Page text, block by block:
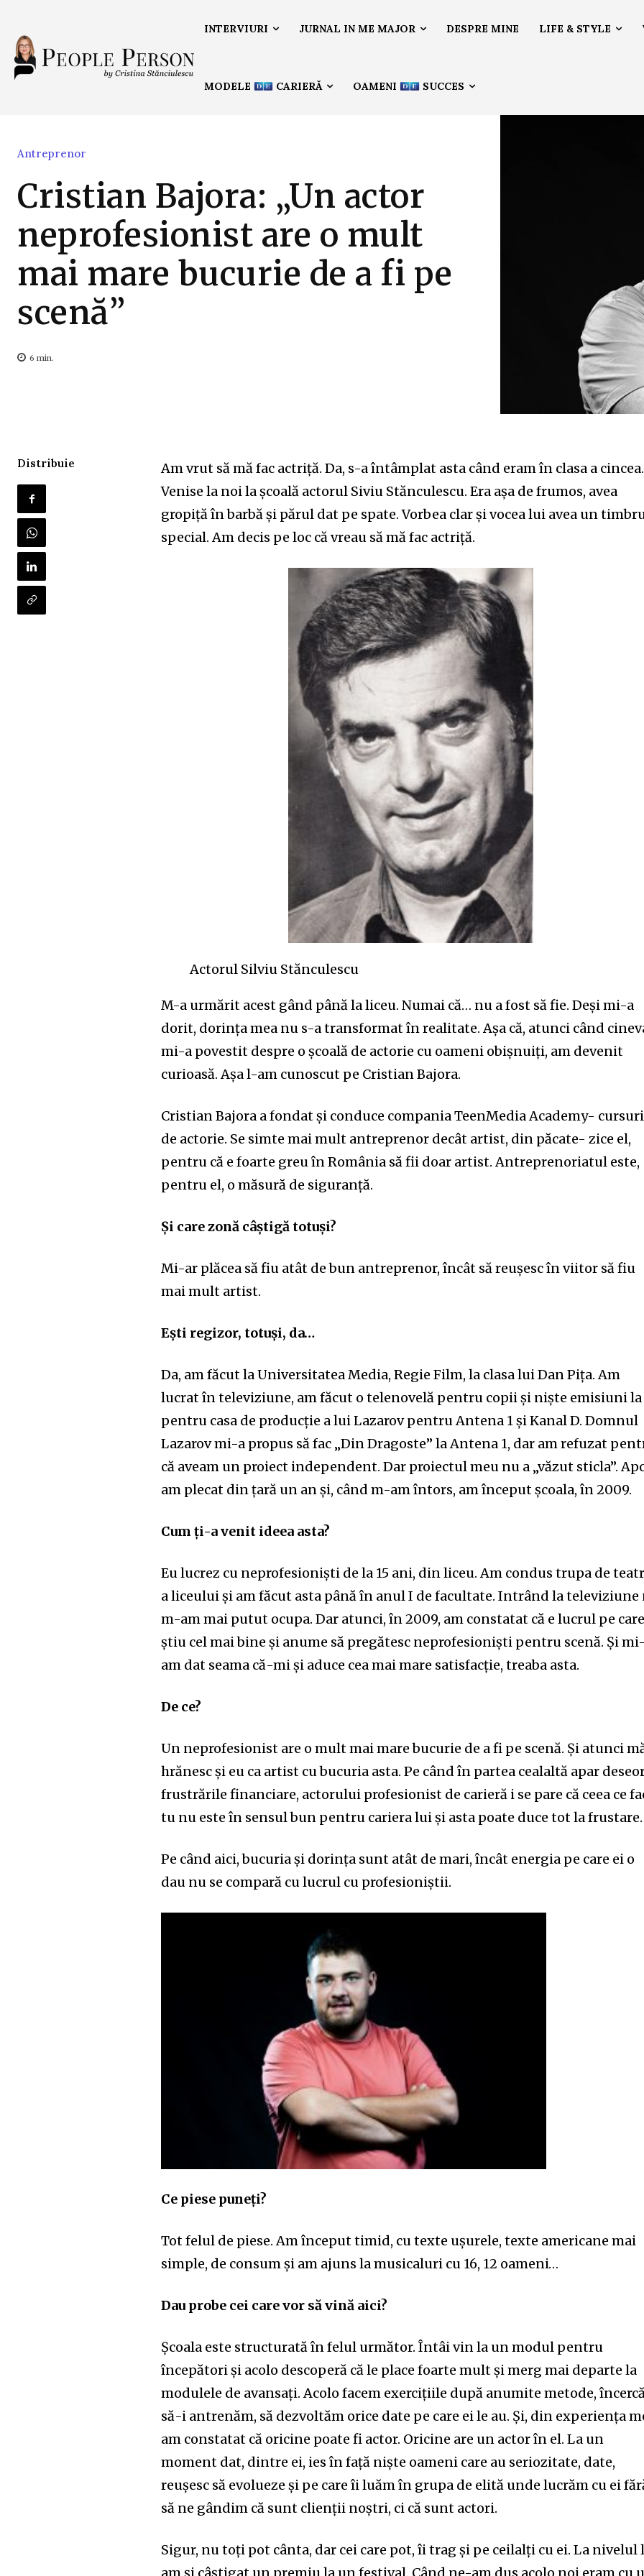
INTERVIURI JURNAL IN ME MAJOR DESPRE MINE LIFE & STYLE
MODELE CARIERĂ OAMENI SUCCES
Antreprenor
Cristian Bajora: „Un actor
neprofesionist are o mult
mai mare bucurie de a fi pe
scenă”
6 min.
Distribuie
Am vrut să mă fac actriță. Da, s-a întâmplat asta când eram în clasa a cincea.
Venise la noi la școală actorul Siviu Stănculescu. Era așa de frumos, avea
gropiță în barbă și părul dat pe spate. Vorbea clar și vocea lui avea un
special. Am decis pe loc că vreau să mă fac actriță.
Actorul Silviu Stănculescu
M-a urmărit acest gând până la liceu. Numai că… nu a fost să fie. Deși mi-a
dorit, dorința mea nu s-a transformat în realitate. Așa că, atunci când
mi-a povestit despre o școală de actorie cu oameni obișnuiți, am devenit
curioasă. Așa l-am cunoscut pe Cristian Bajora.
Cristian Bajora a fondat și conduce compania TeenMedia Academy- cursuri
de actorie. Se simte mai mult antreprenor decât artist, din păcate- zice el,
pentru că e foarte greu în România să fii doar artist. Antreprenoriatul este,
pentru el, o măsură de siguranță.
Și care zonă câștigă totuși?
Mi-ar plăcea să fiu atât de bun antreprenor, încât să reușesc în viitor să fiu
mai mult artist.
Ești regizor, totuși, da…
Da, am făcut la Universitatea Media, Regie Film, la clasa lui Dan Pița. Am
lucrat în televiziune, am făcut o telenovelă pentru copii și niște emisiuni
pentru casa de producție a lui Lazarov pentru Antena 1 și Kanal D. Domnul
Lazarov mi-a propus să fac „Din Dragoste” la Antena 1, dar am refuzat
că aveam un proiect independent. Dar proiectul meu nu a „văzut sticla”.
am plecat din țară un an și, când m-am întors, am început școala, în 2009.
Cum ți-a venit ideea asta?
Eu lucrez cu neprofesioniști de la 15 ani, din liceu. Am condus trupa de
a liceului și am făcut asta până în anul I de facultate. Intrând la televiziune
m-am mai putut ocupa. Dar atunci, în 2009, am constatat că e lucrul pe
știu cel mai bine și anume să pregătesc neprofesioniști pentru scenă. Și
am dat seama că-mi și aduce cea mai mare satisfacție, treaba asta.
De ce?
Un neprofesionist are o mult mai mare bucurie de a fi pe scenă. Și atunci
hrănesc și eu ca artist cu bucuria asta. Pe când în partea cealaltă apar
frustrările financiare, actorului profesionist de carieră i se pare că ceea ce
tu nu este în sensul bun pentru cariera lui și asta poate duce tot la frustare.
Pe când aici, bucuria și dorința sunt atât de mari, încât energia pe care ei o
dau nu se compară cu lucrul cu profesioniștii.
Ce piese puneți?
Tot felul de piese. Am început timid, cu texte ușurele, texte americane mai
simple, de consum și am ajuns la musicaluri cu 16, 12 oameni…
Dau probe cei care vor să vină aici?
Școala este structurată în felul următor. Întâi vin la un modul pentru
începători și acolo descoperă că le place foarte mult și merg mai departe la
modulele de avansați. Acolo facem exercițiile după anumite metode,
să-i antrenăm, să dezvoltăm orice date pe care ei le au. Și, din experiența
am constatat că oricine poate fi actor. Oricine are un actor în el. La un
moment dat, dintre ei, ies în față niște oameni care au seriozitate, date,
reușesc să evolueze și pe care îi luăm în grupa de elită unde lucrăm cu ei
să ne gândim că sunt clienții noștri, ci că sunt actori.
Sigur, nu toți pot cânta, dar cei care pot, îi trag și pe ceilalți cu ei. La nivelul